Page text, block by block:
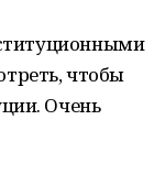
чтобы
Очень